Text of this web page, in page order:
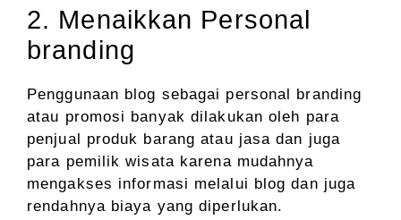
2. Menaikkan Personal
branding
Penggunaan blog sebagai personal branding
atau promosi banyak dilakukan oleh para
penjual produk barang atau jasa dan juga
para pemilik wisata karena mudahnya
mengakses informasi melalui blog dan juga
rendahnya biaya yang diperlukan.